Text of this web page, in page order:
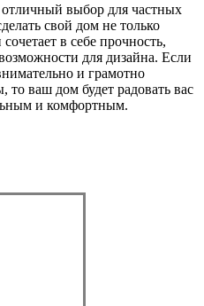
выбор для частных
свой дом не только
в себе прочность,
для дизайна. Если
и грамотно
ваш дом будет радовать вас
и комфортным.